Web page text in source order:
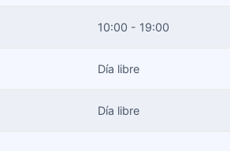
10:00 - 19:00
Día libre
Día libre